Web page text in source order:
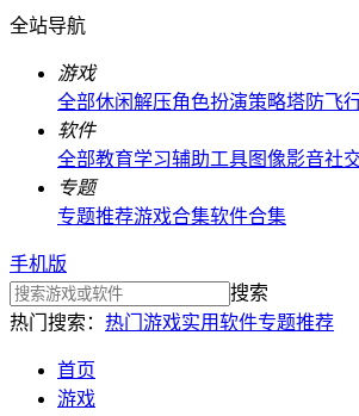
全站导航
游戏
全部休闲解压角色扮演策略塔防飞
软件
全部教育学习辅助工具图像影音社
专题
专题推荐游戏合集软件合集
手机版
搜索
热门搜索： 热门游戏实用软件专题推荐
首页
游戏